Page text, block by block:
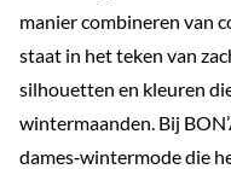
manier combineren van
staat in het teken van
silhouetten en kleuren
wintermaanden. Bij
dames‑wintermode die